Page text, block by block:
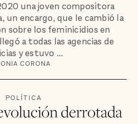
una joven compositora
un encargo, que le cambió la
sobre los feminicidios en
a todas las agencias de
y estuvo ...
CORONA
POLÍTICA
derrotada